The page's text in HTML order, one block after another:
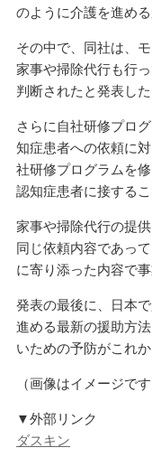
のように介護を進め
その中で、同社は、
家事や掃除代行も行
判断されたと発表した
さらに自社研修プロ
知症患者への依頼に
社研修プログラムを
認知症患者に接する
家事や掃除代行の提
同じ依頼内容であっ
に寄り添った内容で
発表の最後に、日本
進める最新の援助方
いための予防がこれ
（画像はイメージです
▼外部リンク
ダスキン